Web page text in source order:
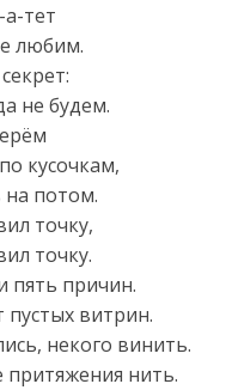
тет
любим.
не будем.
кусочкам,
на потом.
точку,
точку.
пять причин.
пустых витрин.
некого винить.
нить.